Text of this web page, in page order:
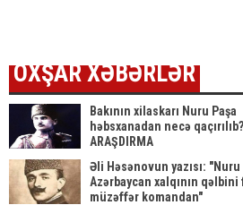
OXŞAR XƏBƏRLƏR
Bakının xilaskarı Nuru Paşa
həbsxanadan necə
ARAŞDIRMA
Əli Həsənovun yazısı: "Nuru
Azərbaycan xalqının
müzəffər komandan"